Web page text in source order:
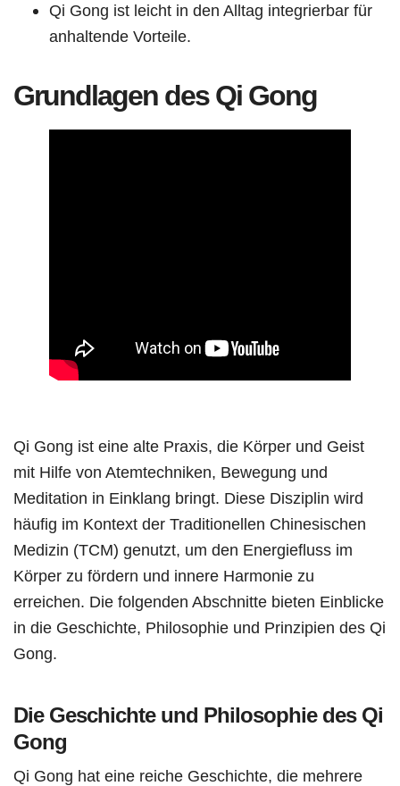
Qi Gong ist leicht in den Alltag integrierbar für
anhaltende Vorteile.
Grundlagen des Qi Gong
Qi Gong ist eine alte Praxis, die Körper und Geist
mit Hilfe von Atemtechniken, Bewegung und
Meditation in Einklang bringt. Diese Disziplin wird
häufig im Kontext der Traditionellen Chinesischen
Medizin (TCM) genutzt, um den Energiefluss im
Körper zu fördern und innere Harmonie zu
erreichen. Die folgenden Abschnitte bieten Einblicke
in die Geschichte, Philosophie und Prinzipien des Qi
Gong.
Die Geschichte und Philosophie des Qi
Gong
Qi Gong hat eine reiche Geschichte, die mehrere